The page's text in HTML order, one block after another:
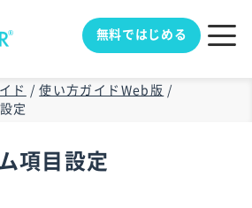
無料ではじめる
ド / 使い方ガイドWeb版 /
定
項目設定